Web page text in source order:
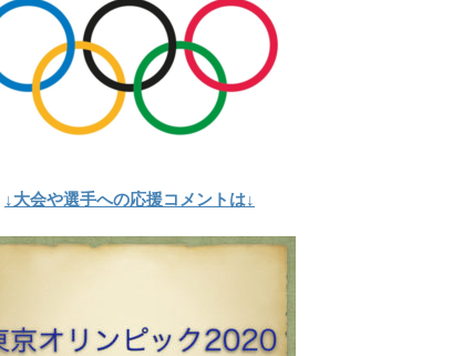
↓大会や選手への応援コメントは↓